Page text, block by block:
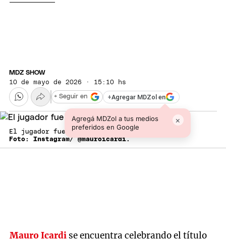
MDZ SHOW
10 de mayo de 2026 · 15:10 hs
+Agregar MDZol en
Agregá MDZol a tus medios
preferidos en Google
×
+ Seguir en
El jugador fue tajante.
Foto: Instagram/ @mauroicardi.
Mauro Icardi se encuentra celebrando el título